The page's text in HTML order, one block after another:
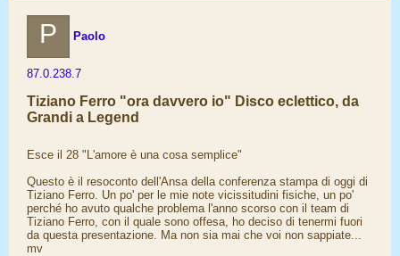
P Paolo
87.0.238.7
Tiziano Ferro "ora davvero io" Disco eclettico, da
Grandi a Legend
Esce il 28 "L'amore è una cosa semplice"
Questo è il resoconto dell'Ansa della conferenza stampa di oggi di
Tiziano Ferro. Un po' per le mie note vicissitudini fisiche, un po'
perché ho avuto qualche problema l'anno scorso con il team di
Tiziano Ferro, con il quale sono offesa, ho deciso di tenermi fuori
da questa presentazione. Ma non sia mai che voi non sappiate...
mv